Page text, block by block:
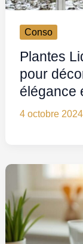
Conso
Plantes
pour
élégance
4 octobre 2024